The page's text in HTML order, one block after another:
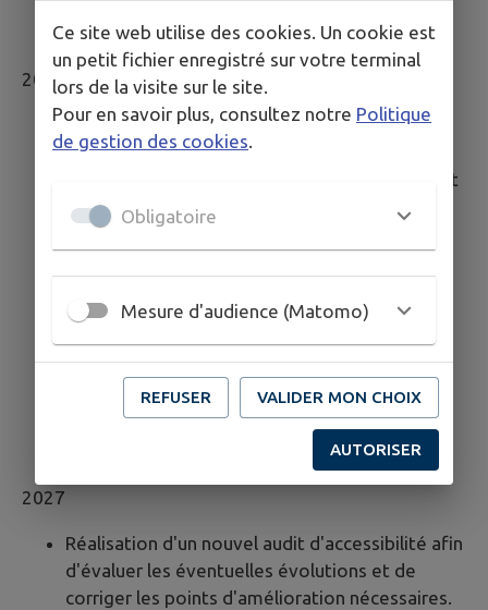
compréhension et leur mise en conformité
avec les réglementations en vigueur.
2026
Mise en place d'un suivi régulier pour s'assurer
du maintien de la conformité.
Poursuite de la formation des développeurs et
sensibilisation des rédacteurs de contenu.
Adaptation aux éventuelles évolutions du
Veille réglementaire :Mise en place d'une
veille continue pour suivre l'évolution des
normes et réglementations relatives à
l'accessibilité numérique, afin de garantir une
mise à jour rapide des sites en cas de
modification des exigences légales.
2027
Réalisation d'un nouvel audit d'accessibilité afin
d'évaluer les éventuelles évolutions et de
corriger les points d'amélioration nécessaires.
Ce site web utilise des cookies. Un cookie est
un petit fichier enregistré sur votre terminal
lors de la visite sur le site.
Pour en savoir plus, consultez notre Politique
de gestion des cookies.
Obligatoire
Mesure d'audience (Matomo)
REFUSER VALIDER MON CHOIX
AUTORISER